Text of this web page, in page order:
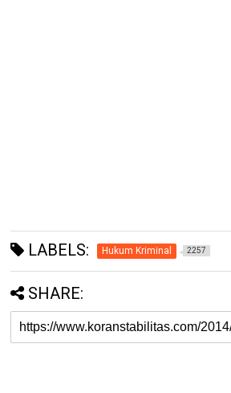
LABELS: Hukum Kriminal 2257
SHARE: